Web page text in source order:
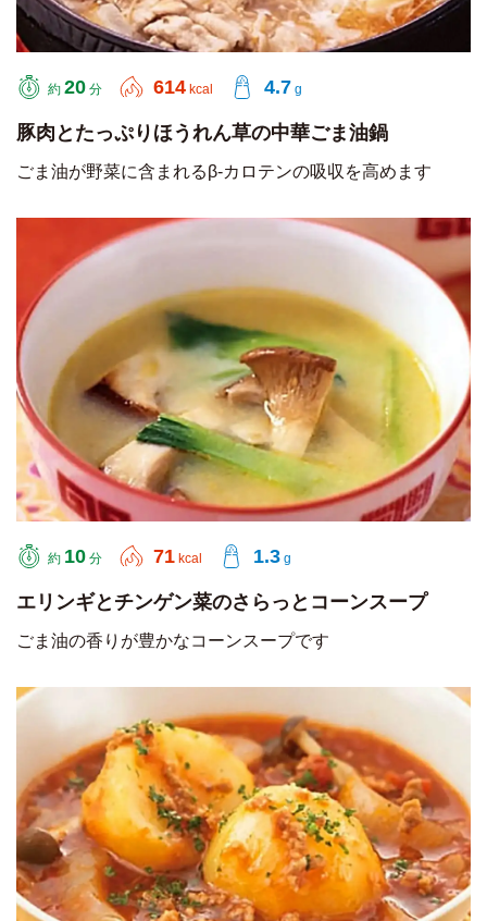
約 20 分 614 kcal 4.7 g
豚肉とたっぷりほうれん草の中華ごま油鍋
ごま油が野菜に含まれるβ-カロテンの吸収を高めます
約 10 分 71 kcal 1.3 g
エリンギとチンゲン菜のさらっとコーンスープ
ごま油の香りが豊かなコーンスープです